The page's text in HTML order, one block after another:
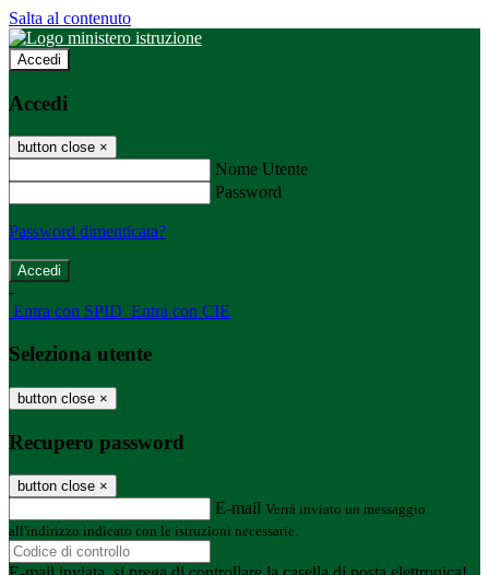
Salta al contenuto
Accedi
Accedi
button close ×
Nome Utente
Password
Password dimenticata?
-
Entra con SPID Entra con CIE
Seleziona utente
button close ×
Recupero password
button close ×
E-mail Verrà inviato un messaggio
all'indirizzo indicato con le istruzioni necessarie.